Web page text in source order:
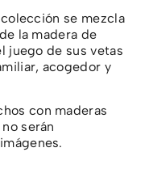
se mezcla
la madera de
juego de sus vetas
acogedor y
con maderas
serán